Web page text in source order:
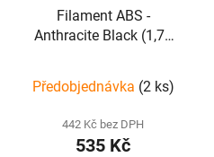
Filament ABS -
Anthracite Black (1,75
Předobjednávka (2 ks)
442 Kč bez DPH
535 Kč